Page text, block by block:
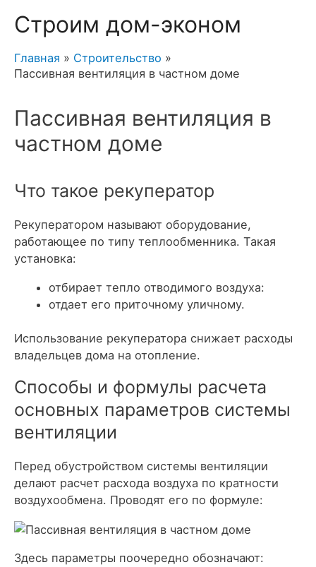
Строим дом-эконом
Главная
Строительство
Пассивная вентиляция в частном доме
Пассивная вентиляция в
частном доме
Что такое рекуператор
Рекуператором называют оборудование,
работающее по типу теплообменника. Такая
установка:
отбирает тепло отводимого воздуха:
отдает его приточному уличному.
Использование рекуператора снижает расходы
владельцев дома на отопление.
Способы и формулы расчета
основных параметров системы
вентиляции
Перед обустройством системы вентиляции
делают расчет расхода воздуха по кратности
воздухообмена. Проводят его по формуле:
Здесь параметры поочередно обозначают: